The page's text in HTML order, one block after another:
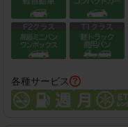
各種サービス